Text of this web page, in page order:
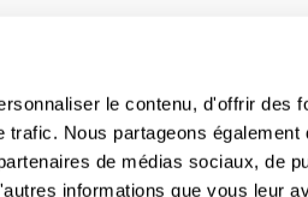
le contenu, d'offrir des
Nous partageons également
de médias sociaux, de
informations que vous leur
Faire